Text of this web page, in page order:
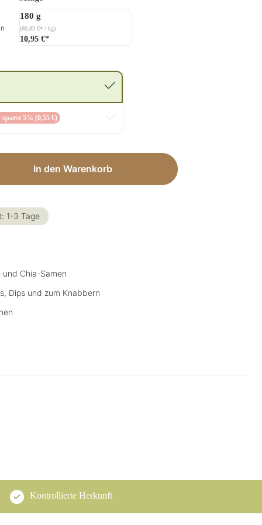
180 g
(60,83 €* / kg)
10,95 €*
sparst 5% (0,55 €)
den gewünschten Wert ein oder
In den Warenkorb
1-3 Tage
Chia-Samen
Dips und zum Knabbern
Kontrollierte Herkunft